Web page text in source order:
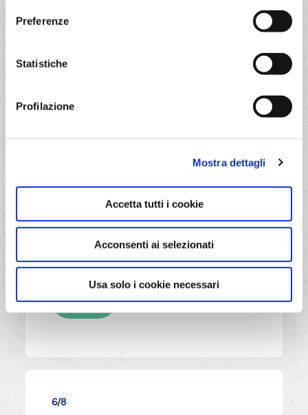
selezionare o negare il tuo consenso per alcuni o tutti i
possibile revocare il consenso in qualsiasi momento.
Preferenze
Statistiche
Profilazione
Mostra dettagli
Accetta tutti i cookie
Acconsenti ai selezionati
Usa solo i cookie necessari
parte media del forno
ventilato: 170°C, a gas nella parte
alta: 190°C).
AVANTI
6/8